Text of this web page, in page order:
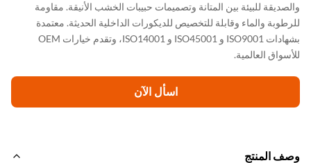
للبيئة بين المتانة وتصميمات حبيبات الخشب الأنيقة. مقاومة
والماء وقابلة للتخصيص للديكورات الداخلية الحديثة. معتمدة
بشهادات ISO9001 و ISO45001 و ISO14001، وتقدم خيارات OEM
العالمية.
اسأل الآن
المنتج